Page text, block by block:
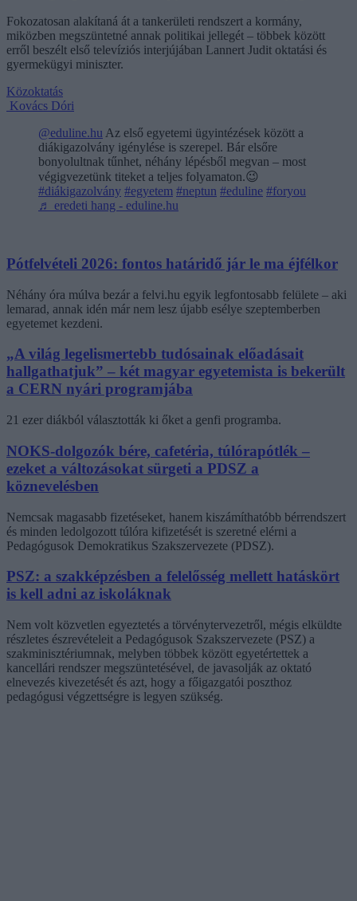
Fokozatosan alakítaná át a tankerületi rendszert a kormány,
miközben megszüntetné annak politikai jellegét – többek között
erről beszélt első televíziós interjújában Lannert Judit oktatási és
gyermekügyi miniszter.
Közoktatás
Kovács Dóri
@eduline.hu Az első egyetemi ügyintézések között a
diákigazolvány igénylése is szerepel. Bár elsőre
bonyolultnak tűnhet, néhány lépésből megvan – most
végigvezetünk titeket a teljes folyamaton.😉
#diákigazolvány #egyetem #neptun #eduline #foryou
♬ eredeti hang - eduline.hu
Pótfelvételi 2026: fontos határidő jár le ma éjfélkor
Néhány óra múlva bezár a felvi.hu egyik legfontosabb felülete – aki
lemarad, annak idén már nem lesz újabb esélye szeptemberben
egyetemet kezdeni.
„A világ legelismertebb tudósainak előadásait
hallgathatjuk” – két magyar egyetemista is bekerült
a CERN nyári programjába
21 ezer diákból választották ki őket a genfi programba.
NOKS-dolgozók bére, cafetéria, túlórapótlék –
ezeket a változásokat sürgeti a PDSZ a
köznevelésben
Nemcsak magasabb fizetéseket, hanem kiszámíthatóbb bérrendszert
és minden ledolgozott túlóra kifizetését is szeretné elérni a
Pedagógusok Demokratikus Szakszervezete (PDSZ).
PSZ: a szakképzésben a felelősség mellett hatáskört
is kell adni az iskoláknak
Nem volt közvetlen egyeztetés a törvénytervezetről, mégis elküldte
részletes észrevételeit a Pedagógusok Szakszervezete (PSZ) a
szakminisztériumnak, melyben többek között egyetértettek a
kancellári rendszer megszüntetésével, de javasolják az oktató
elnevezés kivezetését és azt, hogy a főigazgatói poszthoz
pedagógusi végzettségre is legyen szükség.